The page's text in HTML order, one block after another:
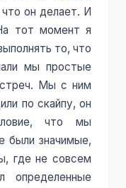
он делает. И
тот момент я
то, что
мы простые
Мы с ним
по скайпу, он
что мы
были значимые,
где не совсем
определенные